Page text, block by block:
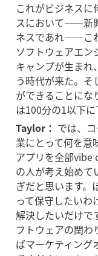
これがビジネスに
スにおいて——新
ネスであれ——こ
ソフトウェアエン
キャンプが生まれ
う時代が来た。そ
ができることにな
は100分の1以下に
Taylor： では、
業にとって何を意
アプリを全部vibe
の人が考え始めて
ぎだと思います。
って保守したいわ
解決したいだけで
フトウェアの関わ
ばマーケティング